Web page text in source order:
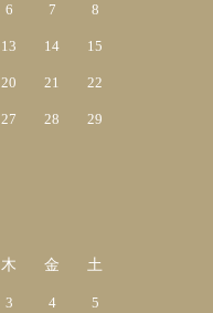
6 7 8
13 14 15
20 21 22
27 28 29
木 金 土
3 4 5